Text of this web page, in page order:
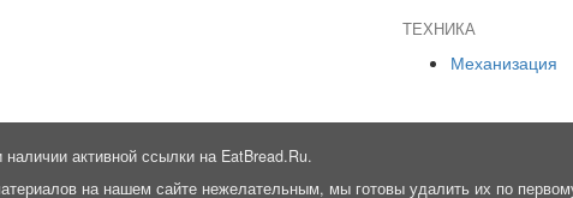
ТЕХНИКА
Механизация
активной ссылки на EatBread.Ru.
на нашем сайте нежелательным, мы готовы удалить их по